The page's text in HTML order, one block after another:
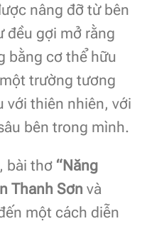
nâng đỡ từ bên
gợi mở rằng
bằng cơ thể hữu
trường tương
với thiên nhiên, với
bên trong mình.
bài thơ “Năng
Thanh Sơn và
một cách diễn